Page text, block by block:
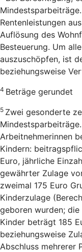
Rentenleistungen
Auflösung des
Besteuerung. Um
auszuschöpfen, ist
beziehungsweise
4 Beträge gerundet
5 Zwei gesonderte
Arbeitnehmerinnen
Kindern:
Euro, jährliche
gewährter Zulage
zweimal 175 Euro
Kinderzulage
geboren wurden;
Kinder beträgt 185
beziehungsweise
Abschluss mehrerer